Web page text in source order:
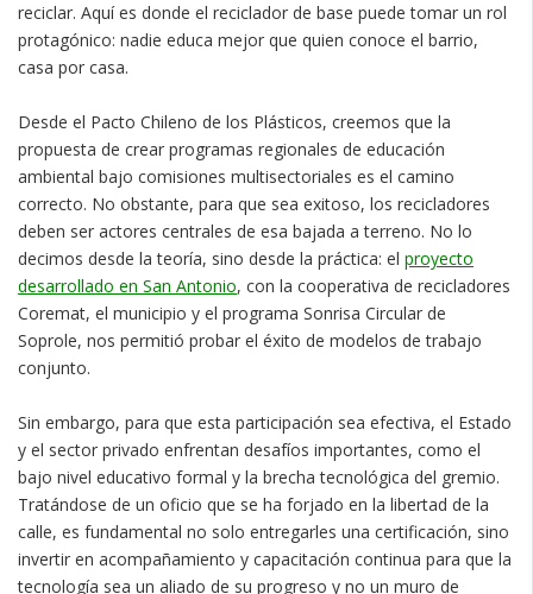
reciclar. Aquí es donde el reciclador de base puede tomar un rol
protagónico: nadie educa mejor que quien conoce el barrio,
casa por casa.
Desde el Pacto Chileno de los Plásticos, creemos que la
propuesta de crear programas regionales de educación
ambiental bajo comisiones multisectoriales es el camino
correcto. No obstante, para que sea exitoso, los recicladores
deben ser actores centrales de esa bajada a terreno. No lo
decimos desde la teoría, sino desde la práctica: el proyecto
desarrollado en San Antonio, con la cooperativa de recicladores
Coremat, el municipio y el programa Sonrisa Circular de
Soprole, nos permitió probar el éxito de modelos de trabajo
conjunto.
Sin embargo, para que esta participación sea efectiva, el Estado
y el sector privado enfrentan desafíos importantes, como el
bajo nivel educativo formal y la brecha tecnológica del gremio.
Tratándose de un oficio que se ha forjado en la libertad de la
calle, es fundamental no solo entregarles una certificación, sino
invertir en acompañamiento y capacitación continua para que la
tecnología sea un aliado de su progreso y no un muro de